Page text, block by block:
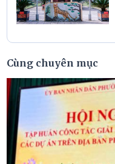
Cùng chuyên mục